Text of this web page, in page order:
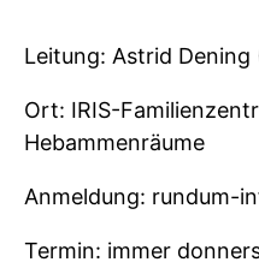
Leitung: Astrid Dening
Ort: IRIS-
Hebammenräume
Anmeldung: rundum-
Termin: immer